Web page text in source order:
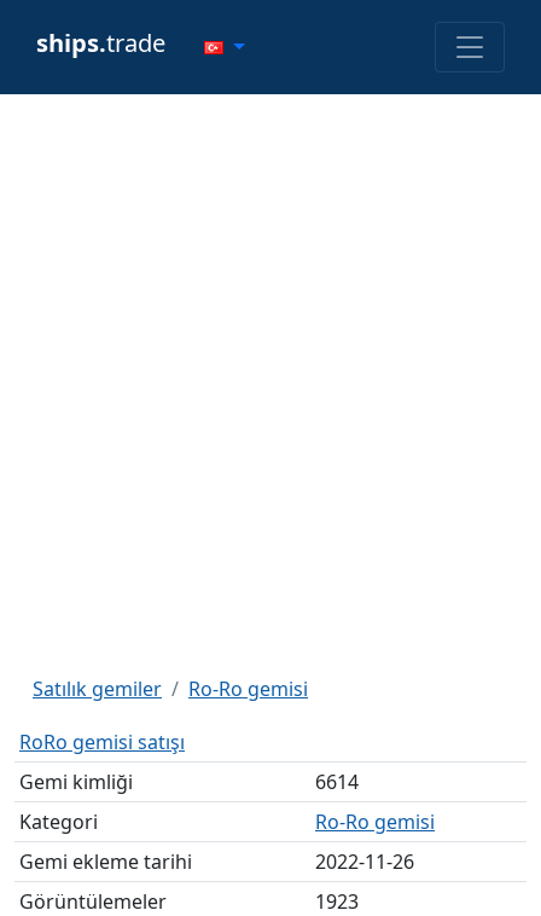
ships.trade
Satılık gemiler
Ro-Ro gemisi
RoRo gemisi satışı
Gemi kimliği
6614
Kategori
Ro-Ro gemisi
Gemi ekleme tarihi
2022-11-26
Görüntülemeler
1923